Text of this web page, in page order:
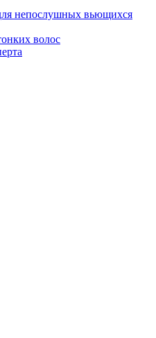
непослушных вьющихся
волос